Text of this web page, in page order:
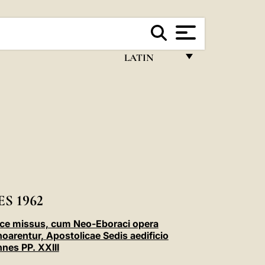
LATIN
POLSKI
العربيّة
1962
missus, cum Neo-Eboraci opera
Apostolicae Sedis aedificio
PP. XXIII